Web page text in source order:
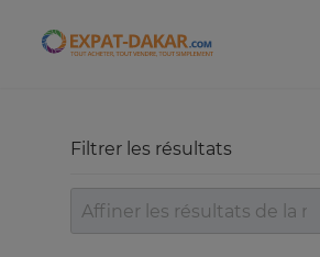
Expat-Dakar
Filtrer les résultats